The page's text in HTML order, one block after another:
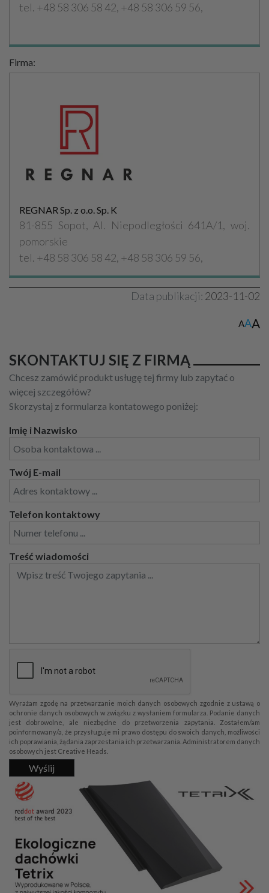
tel. +48 58 306 58 42, +48 58 306 59 56,
Firma:
REGNAR Sp. z o.o. Sp. K
81-855 Sopot, Al. Niepodległości 641A/1, woj.
pomorskie
tel. +48 58 306 58 42, +48 58 306 59 56,
Data publikacji: 2023-11-02
AAA
SKONTAKTUJ SIĘ Z FIRMĄ
Chcesz zamówić produkt usługę tej firmy lub zapytać o
więcej szczegółów?
Skorzystaj z formularza kontatowego poniżej:
Imię i Nazwisko
Twój E-mail
Telefon kontaktowy
Treść wiadomości
Wyrażam zgodę na przetwarzanie moich danych osobowych zgodnie z ustawą o
ochronie danych osobowych w związku z wysłaniem formularza. Podanie danych
jest dobrowolne, ale niezbędne do przetworzenia zapytania. Zostałem/am
poinformowany/a, że przysługuje mi prawo dostępu do swoich danych, możliwości
ich poprawiania, żądania zaprzestania ich przetwarzania. Administratorem danych
osobowych jest Creative Heads.
Wyślij